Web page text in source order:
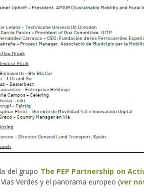
del grupo The PEP Partnership on
Verdes y el panorama europeo (ver